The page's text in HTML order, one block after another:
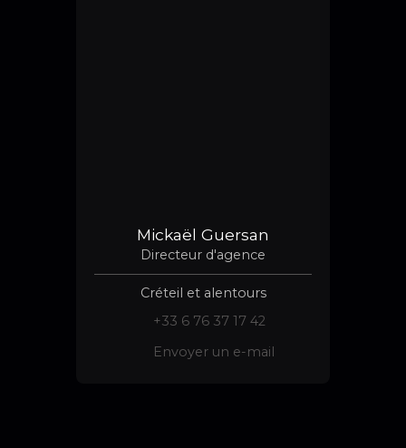
Mickaël Guersan
Directeur d'agence
Créteil et alentours
+33 6 76 37 17 42
Envoyer un e-mail